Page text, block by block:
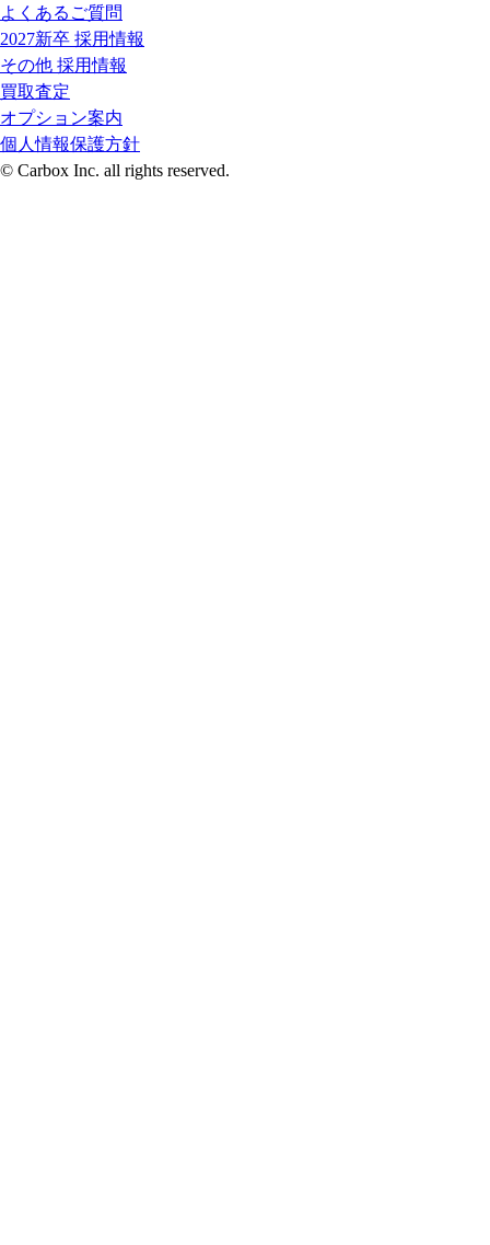
よくあるご質問
2027新卒 採用情報
その他 採用情報
買取査定
オプション案内
個人情報保護方針
© Carbox Inc. all rights reserved.